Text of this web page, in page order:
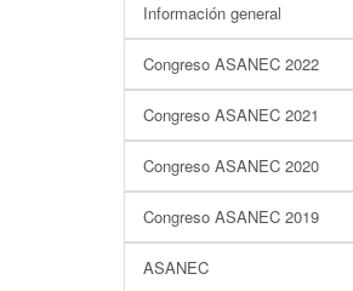
Información general
Congreso ASANEC 2022
Congreso ASANEC 2021
Congreso ASANEC 2020
Congreso ASANEC 2019
ASANEC